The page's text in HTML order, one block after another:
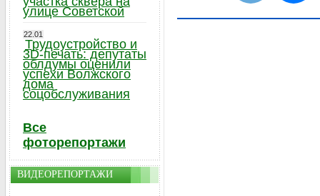
улице Советской
22.01
Трудоустройство и
3D-печать: депутаты
облдумы оценили
успехи Волжского
дома
соцобслуживания
Все
фоторепортажи
ВИДЕОРЕПОРТАЖИ